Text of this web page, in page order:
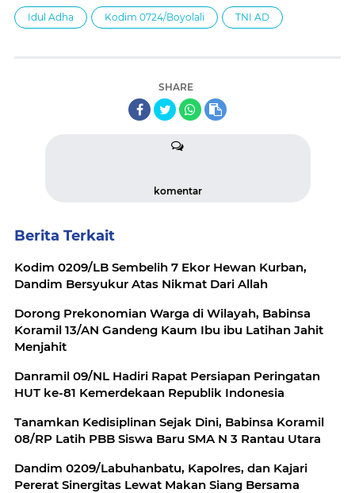
Idul Adha Kodim 0724/Boyolali TNI AD
SHARE
komentar
Berita Terkait
Kodim 0209/LB Sembelih 7 Ekor Hewan Kurban,
Dandim Bersyukur Atas Nikmat Dari Allah
Dorong Prekonomian Warga di Wilayah, Babinsa
Koramil 13/AN Gandeng Kaum Ibu ibu Latihan Jahit
Menjahit
Danramil 09/NL Hadiri Rapat Persiapan Peringatan
HUT ke-81 Kemerdekaan Republik Indonesia
Tanamkan Kedisiplinan Sejak Dini, Babinsa Koramil
08/RP Latih PBB Siswa Baru SMA N 3 Rantau Utara
Dandim 0209/Labuhanbatu, Kapolres, dan Kajari
Pererat Sinergitas Lewat Makan Siang Bersama